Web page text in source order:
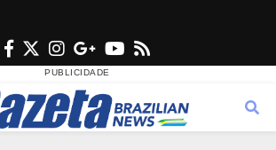
F
c
e
T
w
i
t
n
s
t
G
o
o
g
Y
u
t
s